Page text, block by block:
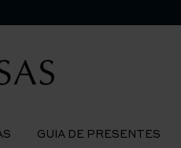
GUIA DE PRESENTES